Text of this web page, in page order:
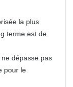
la plus
terme est de
dépasse pas
pour le